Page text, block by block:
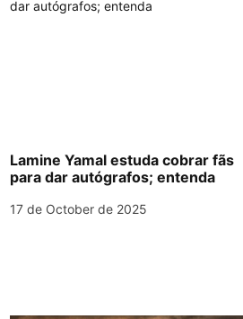
Lamine Yamal estuda cobrar fãs
para dar autógrafos; entenda
17 de October de 2025